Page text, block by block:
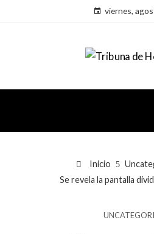
viernes,
Inicio
Se revela la pantalla